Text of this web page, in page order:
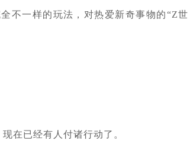
不一样的玩法，对热爱新奇事物的“Z世
在已经有人付诸行动了。